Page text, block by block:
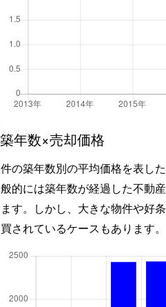
築年数×売却価格
の築年数別の平均価格を表した
的には築年数が経過した不動
す。しかし、大きな物件や好
されているケースもあります。